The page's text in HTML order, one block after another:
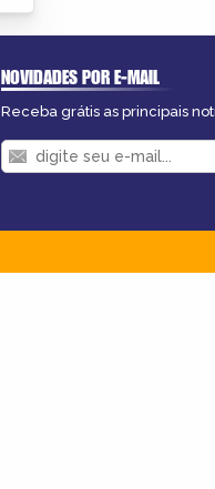
NOVIDADES POR E-MAIL
Receba grátis as principais